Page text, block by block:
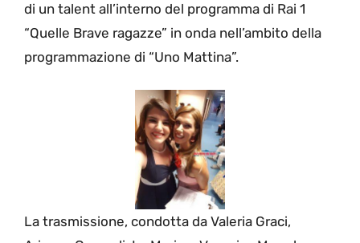
di un talent all’interno del programma di Rai 1
“Quelle Brave ragazze” in onda nell’ambito della
programmazione di “Uno Mattina”.
La trasmissione, condotta da Valeria Graci,